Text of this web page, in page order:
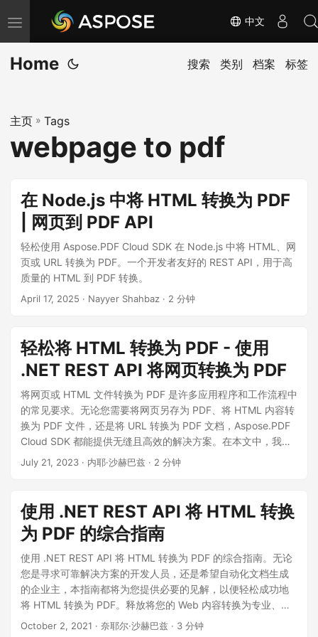
切
换
导
中文
Home 搜索 类别 档案 标签
主页 » Tags
webpage to pdf
在 Node.js 中将 HTML 转换为 PDF
| 网页到 PDF API
轻松使用 Aspose.PDF Cloud SDK 在 Node.js 中将 HTML、网
页或 URL 转换为 PDF。一个开发者友好的 REST API，用于高
质量的 HTML 到 PDF 转换。
April 17, 2025 · Nayyer Shahbaz · 2 分钟
轻松将 HTML 转换为 PDF - 使用
.NET REST API 将网页转换为 PDF
将网页或 HTML 文件转换为 PDF 是许多应用程序和工作流程中
的常见要求。无论您需要将网页另存为 PDF、将 HTML 内容转
换为 PDF 文件，还是将 URL 转换为 PDF 文档，Aspose.PDF
Cloud SDK 都能提供无缝且高效的解决方案。在本文中，我们
将探讨如何使用 .NET REST API 轻松完成 HTML 到 PDF 的转
July 21, 2023 · 内耶·沙赫巴兹 · 2 分钟
使用 .NET REST API 将 HTML 转换
为 PDF 的综合指南
使用 .NET REST API 将 HTML 转换为 PDF 的综合指南。无论
您是寻求可靠解决方案的开发人员，还是希望自动化文档生成
的企业主，本指南都将为您提供必要的见解，以便轻松成功地
将 HTML 转换为 PDF。释放将您的 Web 内容转换为专业、可
共享和可打印的 PDF 文档的潜力。
October 2, 2021 · 奈耶尔·沙赫巴兹 · 3 分钟